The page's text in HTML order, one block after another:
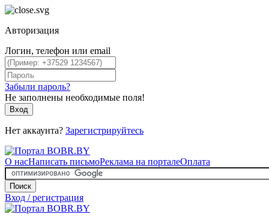
Авторизация
Логин, телефон или email
Забыли пароль?
Не заполнены необходимые поля!
Вход
Нет аккаунта? Зарегистрируйтесь
О насНаписать письмоРеклама на порталеОплата
Поиск
Вход / регистрация